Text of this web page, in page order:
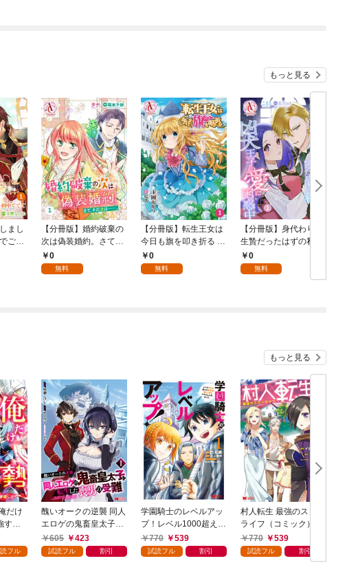
もっと見る
まし
ござ
アリ
ク
【分冊版】婚約破棄の
次は偽装婚約。さて、
その次は……。 第1話
（アリアンローズコミ
0
無料
【分冊版】転生王女は
今日も旗を叩き折る 第
1話（アリアンローズ
コミックス）
0
無料
【分冊版】身代わりの
生贄だったはずの私、
凶犬王子の愛に困惑中
第1話（アリアンロー
0
無料
もっと見る
だけ
ぎ
を破
フル
醜いオークの逆襲 同人
エロゲの鬼畜皇太子に
転生した喪男の受難
（コミック） 1
605 423
試読フル 割引
学園騎士のレベルアッ
プ！レベル1000超えの
転生者、落ちこぼれク
ラスに入学。そして、
770 539
試読フル 割引
村人転生 最強のスロー
ライフ（コミック） 1
770
539
試読フル 割引